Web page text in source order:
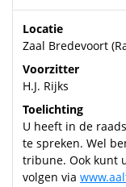
Locatie
Zaal Bredevoort
Voorzitter
H.J. Rijks
Toelichting
U heeft in de
te spreken. Wel
tribune. Ook kunt
volgen via